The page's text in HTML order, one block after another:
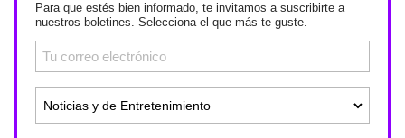
Para que estés bien informado, te invitamos a suscribirte a
nuestros boletines. Selecciona el que más te guste.